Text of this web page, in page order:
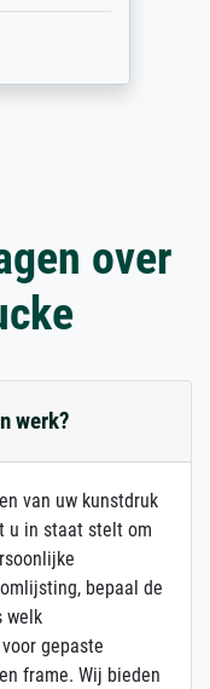
over
werk?
van uw kunstdruk
u in staat stelt om
bepaal de
welk
gepaste
frame. Wij bieden